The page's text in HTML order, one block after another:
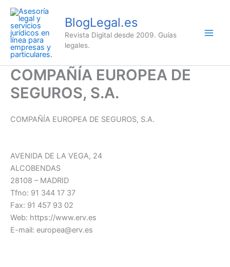
contenido
BlogLegal.es
Revista Digital desde 2009. Guías
legales.
COMPAÑÍA EUROPEA DE
SEGUROS, S.A.
COMPAÑÍA EUROPEA DE SEGUROS, S.A.
AVENIDA DE LA VEGA, 24
ALCOBENDAS
28108 – MADRID
Tfno: 91 344 17 37
Fax: 91 457 93 02
Web: https://www.erv.es
E-mail: europea@erv.es